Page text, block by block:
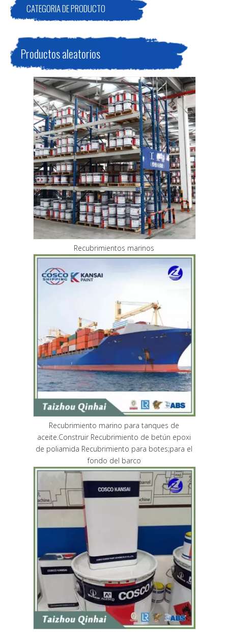
CATEGORIA DE PRODUCTO
Productos aleatorios
Recubrimientos marinos
Recubrimiento marino para tanques de
aceite.Construir Recubrimiento de betún epoxi
de poliamida Recubrimiento para botes;para el
fondo del barco